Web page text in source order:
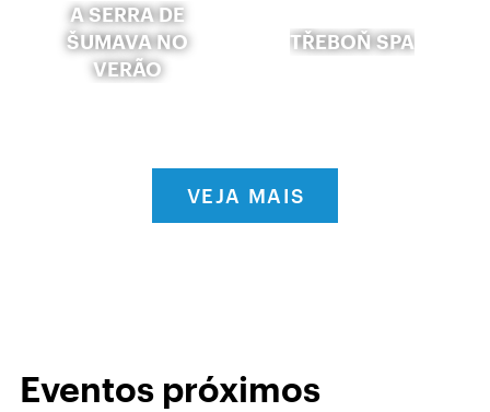
A SERRA DE
ŠUMAVA NO
VERÃO
TŘEBOŇ SPA
VEJA MAIS
Eventos próximos